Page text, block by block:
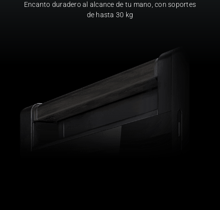
Encanto duradero al alcance de tu mano, con soportes
de hasta 30 kg